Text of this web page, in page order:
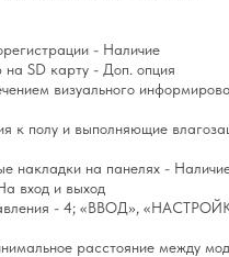
- Наличие
на SD карту - Доп. опция
визуального
к полу и выполняющие
накладки на панелях -
вход и выход
- 4; «ВВОД»,
расстояние между